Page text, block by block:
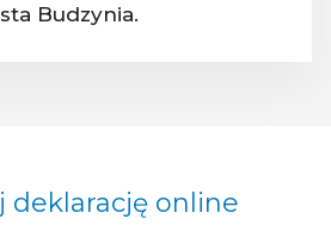
Budzynia.
deklarację online